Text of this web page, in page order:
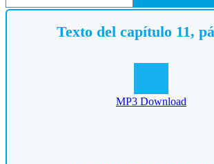
Texto del capítulo 11,
MP3 Download